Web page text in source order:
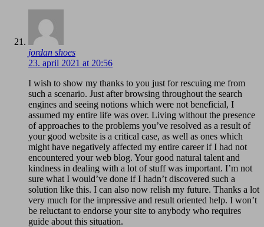
jordan shoes
23. april 2021 at 20:56
I wish to show my thanks to you just for rescuing me from
such a scenario. Just after browsing throughout the search
engines and seeing notions which were not beneficial, I
assumed my entire life was over. Living without the presence
of approaches to the problems you’ve resolved as a result of
your good website is a critical case, as well as ones which
might have negatively affected my entire career if I had not
encountered your web blog. Your good natural talent and
kindness in dealing with a lot of stuff was important. I’m not
sure what I would’ve done if I hadn’t discovered such a
solution like this. I can also now relish my future. Thanks a lot
very much for the impressive and result oriented help. I won’t
be reluctant to endorse your site to anybody who requires
guide about this situation.